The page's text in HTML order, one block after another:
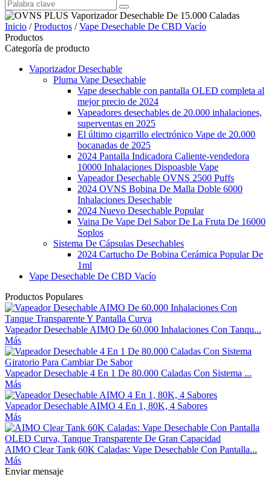
Inicio /Productos /Vape Desechable De CBD Vacío
Productos
Categoría de producto
Vaporizador Desechable
Pluma Vape Desechable
Vape desechable con pantalla OLED completa al
mejor precio de 2024
Vapeadores desechables de 20.000 inhalaciones,
superventas en 2025
El último cigarrillo electrónico Vape de 20.000
bocanadas de 2025
2024 Pantalla Indicadora Caliente-vendedora
10000 Inhalaciones Dispoasble Vape
Vapeador Desechable OVNS 2500 Puffs
2024 OVNS Bobina De Malla Doble 6000
Inhalaciones Desechable
2024 Nuevo Desechable Popular
Vaina De Vape Del Sabor De La Fruta De 16000
Soplos
Sistema De Cápsulas Desechables
2024 Cartucho De Bobina Cerámica Popular De
1ml
Vape Desechable De CBD Vacío
Productos Populares
Vapeador Desechable AIMO De 60.000 Inhalaciones Con Tanqu...
Más
Vapeador Desechable 4 En 1 De 80.000 Caladas Con Sistema ...
Más
Vapeador Desechable AIMO 4 En 1, 80K, 4 Sabores
Más
AIMO Clear Tank 60K Caladas: Vape Desechable Con Pantalla...
Más
Enviar mensaje